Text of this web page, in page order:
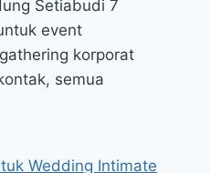
Setiabudi 7
event
korporat
semua
Wedding Intimate